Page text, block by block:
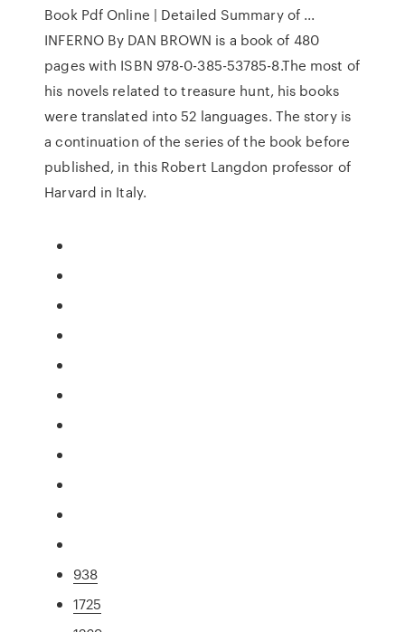
Book Pdf Online | Detailed Summary of ...
INFERNO By DAN BROWN is a book of 480
pages with ISBN 978-0-385-53785-8.The most of
his novels related to treasure hunt, his books
were translated into 52 languages. The story is
a continuation of the series of the book before
published, in this Robert Langdon professor of
Harvard in Italy.
938
1725